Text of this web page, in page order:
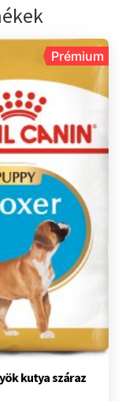
Prémium
kutya száraz